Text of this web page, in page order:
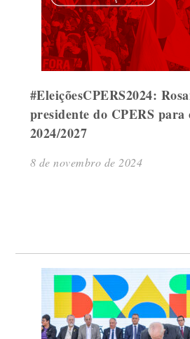
#EleiçõesCPERS2024:
presidente do CPERS para
2024/2027
8 de novembro de 2024